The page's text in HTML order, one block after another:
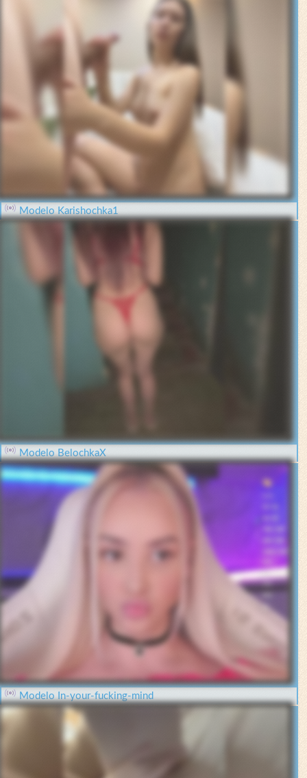
Modelo Karishochka1
Modelo BelochkaX
Modelo In-your-fucking-mind